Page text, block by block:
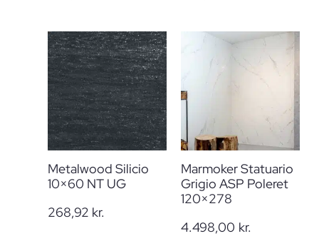
Metalwood Silicio
10×60 NT UG
268,92 kr.
Marmoker Statuario
Grigio ASP Poleret
120×278
4.498,00 kr.